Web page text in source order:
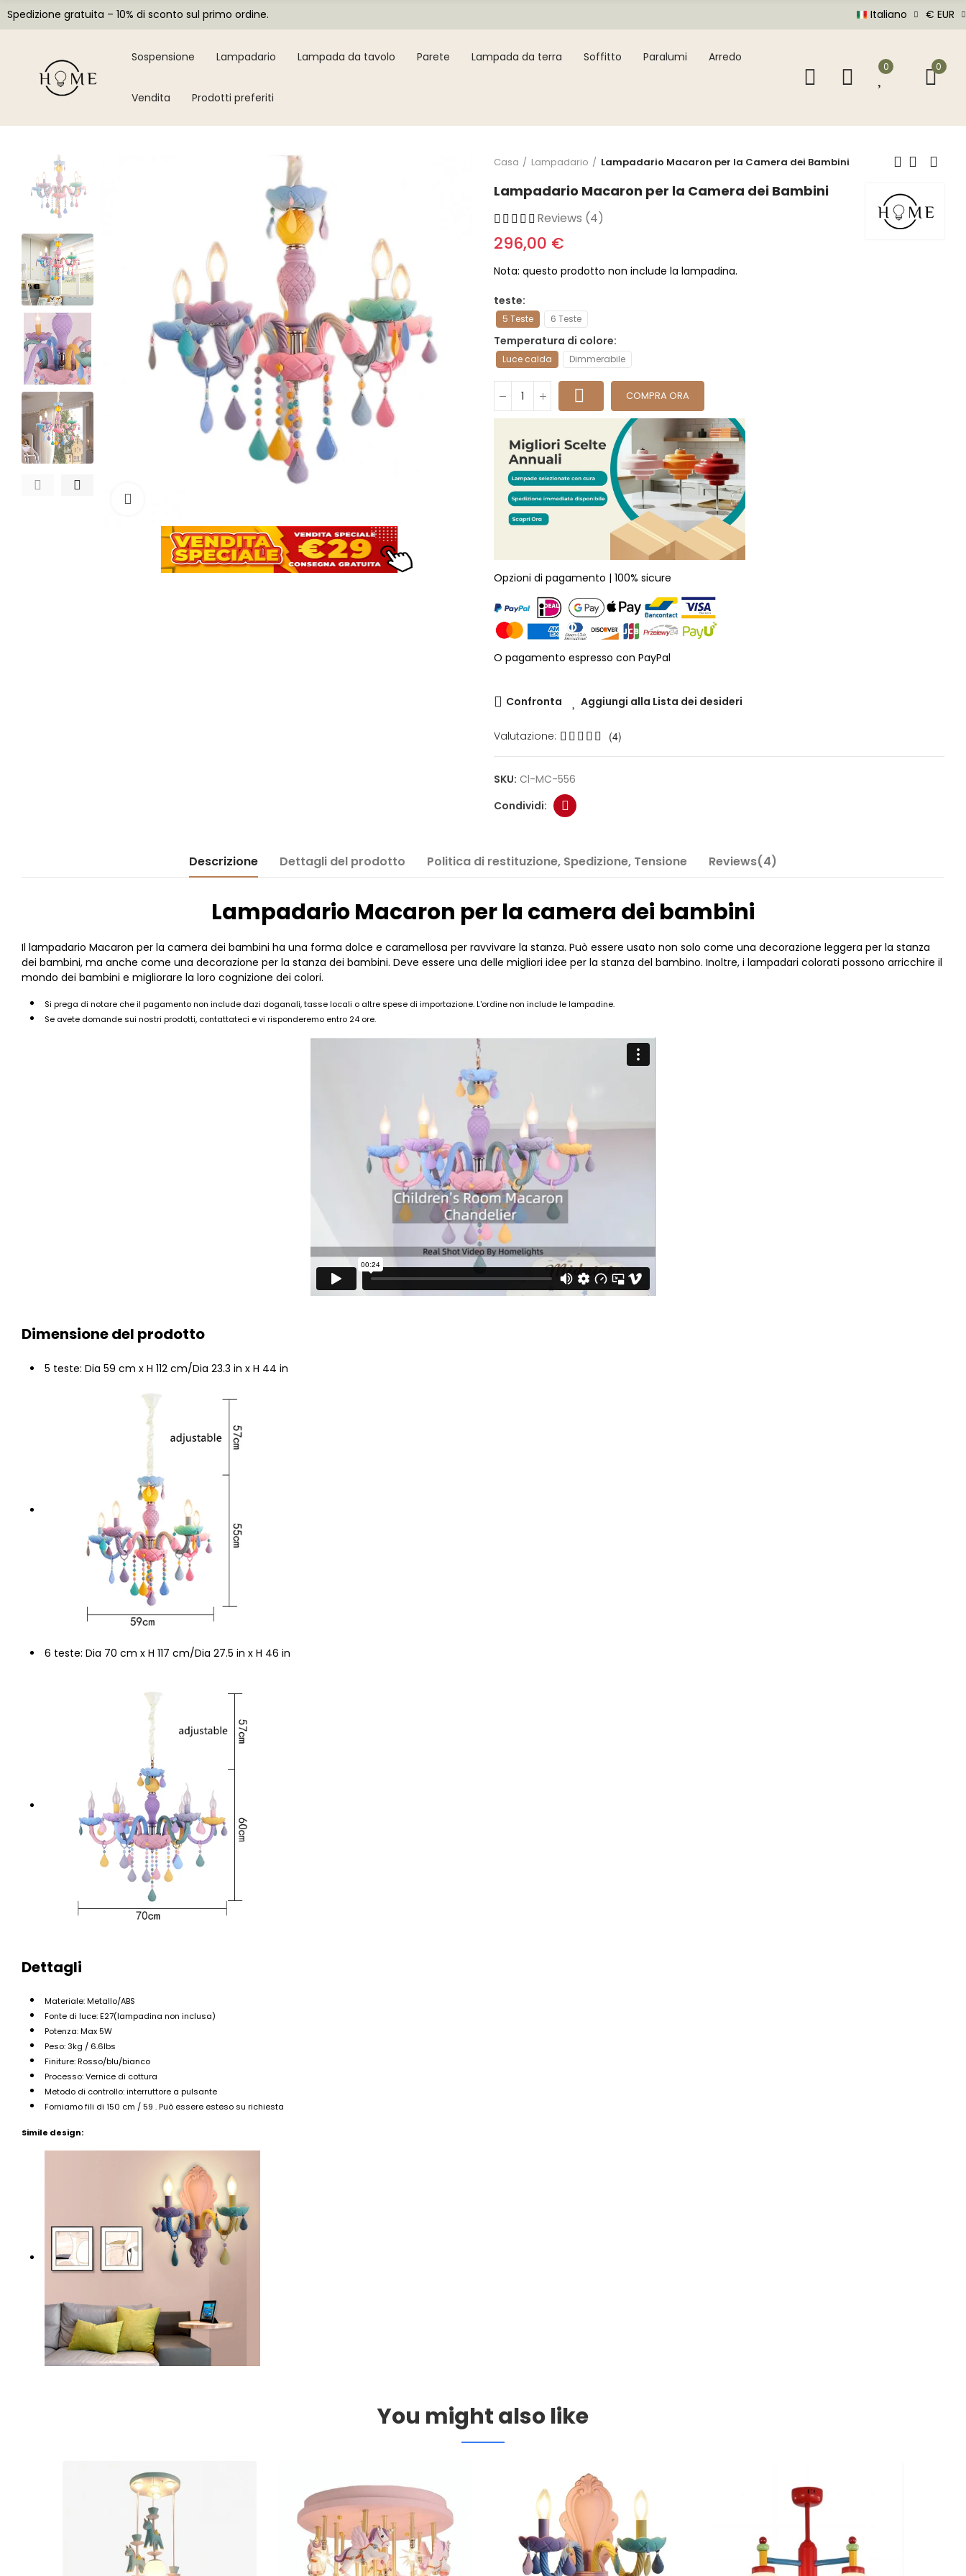
Spedizione gratuita – 10% di sconto sul primo ordine. Italiano € EUR
Sospensione Lampadario Lampada da tavolo Parete Lampada da terra Soffitto Paralumi Arredo
Vendita Prodotti preferiti
0 0
Casa Lampadario Lampadario Macaron per la Camera dei Bambini
Lampadario Macaron per la Camera dei Bambini
Reviews (4)
296,00 €
Nota: questo prodotto non include la lampadina.
teste
5 Teste 6 Teste
Temperatura di colore
Luce calda Dimmerabile
COMPRA ORA
Opzioni di pagamento | 100% sicure
O pagamento espresso con PayPal
Confronta Aggiungi alla Lista dei desideri
Valutazione: (4)
SKU: Cl-MC-556
Descrizione Dettagli del prodotto Politica di restituzione, Spedizione, Tensione Reviews(4)
Lampadario Macaron per la camera dei bambini
Il lampadario Macaron per la camera dei bambini ha una forma dolce e caramellosa per ravvivare la stanza. Può essere usato non solo come una decorazione leggera per la stanza
dei bambini, ma anche come una decorazione per la stanza dei bambini. Deve essere una delle migliori idee per la stanza del bambino. Inoltre, i lampadari colorati possono arricchire il
mondo dei bambini e migliorare la loro cognizione dei colori.
Si prega di notare che il pagamento non include dazi doganali, tasse locali o altre spese di importazione. L'ordine non include le lampadine.
Se avete domande sui nostri prodotti, contattateci e vi risponderemo entro 24 ore.
Dimensione del prodotto
5 teste: Dia 59 cm x H 112 cm/Dia 23.3 in x H 44 in
6 teste: Dia 70 cm x H 117 cm/Dia 27.5 in x H 46 in
Dettagli
Materiale: Metallo/ABS
Fonte di luce: E27(lampadina non inclusa)
Potenza: Max 5W
Peso: 3kg / 6.6lbs
Finiture: Rosso/blu/bianco
Processo: Vernice di cottura
Metodo di controllo: interruttore a pulsante
Forniamo fili di 150 cm / 59 . Può essere esteso su richiesta
Simile design:
You might also like